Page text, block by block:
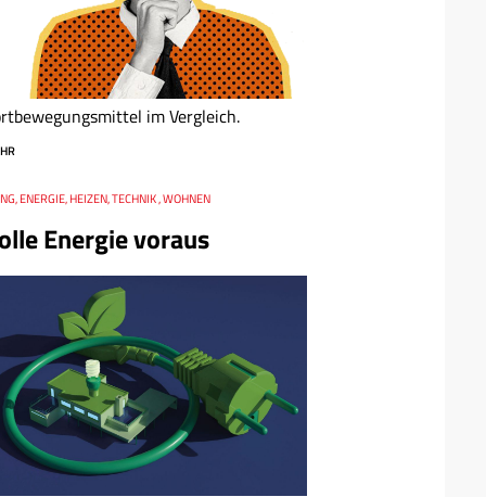
im Vergleich.
Energie voraus
ENERGIE, HEIZEN, TECHNIK , WOHNEN